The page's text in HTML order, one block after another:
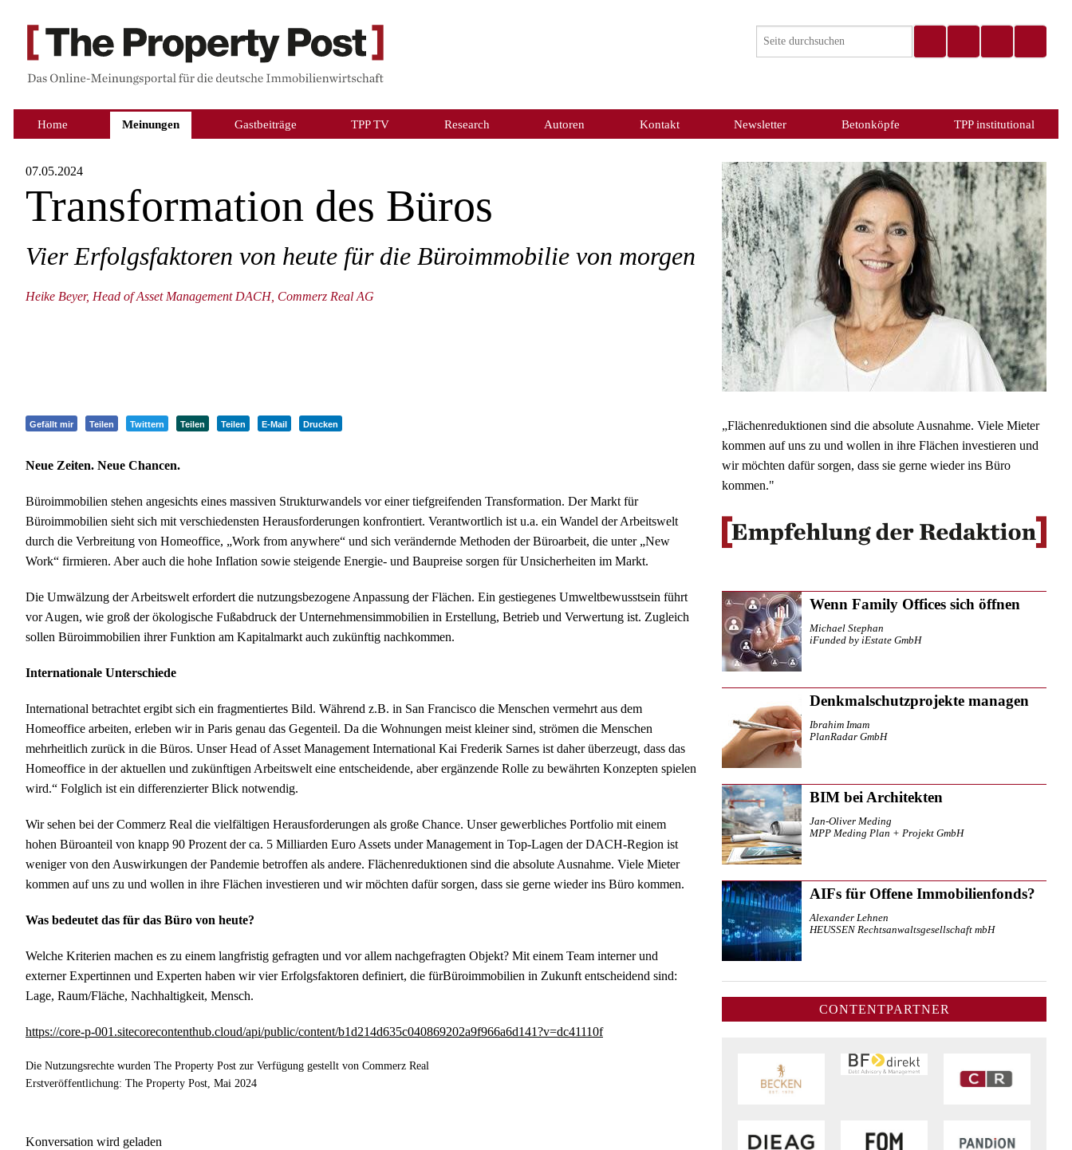
Home Meinungen Gastbeiträge TPP TV Research Autoren Kontakt Newsletter Betonköpfe TPP institutional
07.05.2024
Transformation des Büros
Vier Erfolgsfaktoren von heute für die Büroimmobilie von morgen
Heike Beyer, Head of Asset Management DACH, Commerz Real AG
Gefällt mir Teilen Twittern Teilen Teilen E-Mail Drucken
Neue Zeiten. Neue Chancen.
Büroimmobilien stehen angesichts eines massiven Strukturwandels vor einer tiefgreifenden Transformation. Der Markt für
Büroimmobilien sieht sich mit verschiedensten Herausforderungen konfrontiert. Verantwortlich ist u.a. ein Wandel der Arbeitswelt
durch die Verbreitung von Homeoffice, „Work from anywhere“ und sich verändernde Methoden der Büroarbeit, die unter „New
Work“ firmieren. Aber auch die hohe Inflation sowie steigende Energie- und Baupreise sorgen für Unsicherheiten im Markt.
Die Umwälzung der Arbeitswelt erfordert die nutzungsbezogene Anpassung der Flächen. Ein gestiegenes Umweltbewusstsein führt
vor Augen, wie groß der ökologische Fußabdruck der Unternehmensimmobilien in Erstellung, Betrieb und Verwertung ist. Zugleich
sollen Büroimmobilien ihrer Funktion am Kapitalmarkt auch zukünftig nachkommen.
Internationale Unterschiede
International betrachtet ergibt sich ein fragmentiertes Bild. Während z.B. in San Francisco die Menschen vermehrt aus dem
Homeoffice arbeiten, erleben wir in Paris genau das Gegenteil. Da die Wohnungen meist kleiner sind, strömen die Menschen
mehrheitlich zurück in die Büros. Unser Head of Asset Management International Kai Frederik Sarnes ist daher überzeugt, dass das
Homeoffice in der aktuellen und zukünftigen Arbeitswelt eine entscheidende, aber ergänzende Rolle zu bewährten Konzepten spielen
wird.“ Folglich ist ein differenzierter Blick notwendig.
Wir sehen bei der Commerz Real die vielfältigen Herausforderungen als große Chance. Unser gewerbliches Portfolio mit einem
hohen Büroanteil von knapp 90 Prozent der ca. 5 Milliarden Euro Assets under Management in Top-Lagen der DACH-Region ist
weniger von den Auswirkungen der Pandemie betroffen als andere. Flächenreduktionen sind die absolute Ausnahme. Viele Mieter
kommen auf uns zu und wollen in ihre Flächen investieren und wir möchten dafür sorgen, dass sie gerne wieder ins Büro kommen.
Was bedeutet das für das Büro von heute?
Welche Kriterien machen es zu einem langfristig gefragten und vor allem nachgefragten Objekt? Mit einem Team interner und
externer Expertinnen und Experten haben wir vier Erfolgsfaktoren definiert, die fürBüroimmobilien in Zukunft entscheidend sind:
Lage, Raum/Fläche, Nachhaltigkeit, Mensch.
https://core-p-001.sitecorecontenthub.cloud/api/public/content/b1d214d635c040869202a9f966a6d141?v=dc41110f
Die Nutzungsrechte wurden The Property Post zur Verfügung gestellt von Commerz Real
Erstveröffentlichung: The Property Post, Mai 2024
Konversation wird geladen
„Flächenreduktionen sind die absolute Ausnahme. Viele Mieter
kommen auf uns zu und wollen in ihre Flächen investieren und
wir möchten dafür sorgen, dass sie gerne wieder ins Büro
kommen."
Wenn Family Offices sich öffnen
Michael Stephan
iFunded by iEstate GmbH
Denkmalschutzprojekte managen
Ibrahim Imam
PlanRadar GmbH
BIM bei Architekten
Jan-Oliver Meding
MPP Meding Plan + Projekt GmbH
AIFs für Offene Immobilienfonds?
Alexander Lehnen
HEUSSEN Rechtsanwaltsgesellschaft mbH
CONTENTPARTNER